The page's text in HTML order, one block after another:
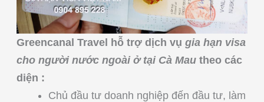
Greencanal Travel hỗ trợ dịch vụ gia hạn visa
cho người nước ngoài ở tại Cà Mau theo các
diện :
Chủ đầu tư doanh nghiệp đến đầu tư, làm